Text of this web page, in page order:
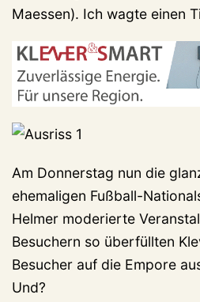
Maessen). Ich wagte einen
Am Donnerstag nun die
ehemaligen Fußball-
Helmer moderierte
Besuchern so überfüllten
Besucher auf die Empore
Und?